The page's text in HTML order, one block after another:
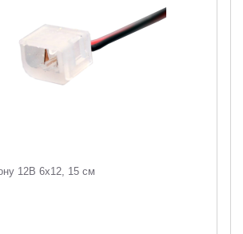
12В 6х12, 15 см